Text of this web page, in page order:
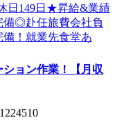
ョン作業！【月収